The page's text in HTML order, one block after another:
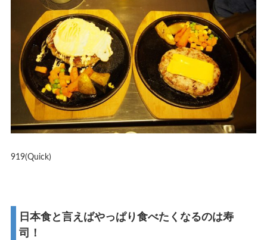
919(Quick)
日本食と言えばやっぱり食べたくなるのは寿
司！